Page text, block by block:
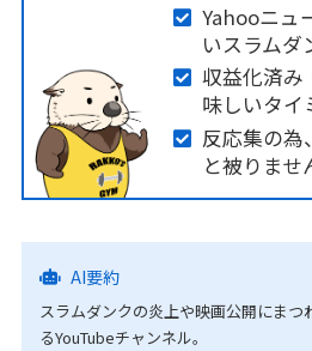
Yahooニュ
いスラムダ
収益化済み
味しいタイ
反応集の為
と被りま
AI要約
スラムダンクの炎上や映画公開にまつ
るYouTubeチャンネル。